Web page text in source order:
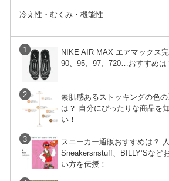
冷え性・むくみ・機能性
NIKE AIR MAX エアマックス完
90、95、97、720…おすすめは
素肌感あるストッキングの色
は？ 自分にぴったりな商品を
い！
スニーカー通販おすすめは？
Sneakersnstuff、BILLY’Sなど
い方を伝授！